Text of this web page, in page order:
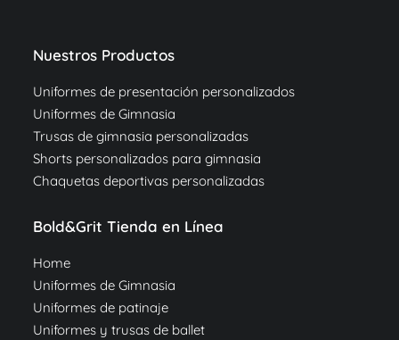
Nuestros Productos
Uniformes de presentación personalizados
Uniformes de Gimnasia
Trusas de gimnasia personalizadas
Shorts personalizados para gimnasia
Chaquetas deportivas personalizadas
Bold&Grit Tienda en Línea
Home
Uniformes de Gimnasia
Uniformes de patinaje
Uniformes y trusas de ballet